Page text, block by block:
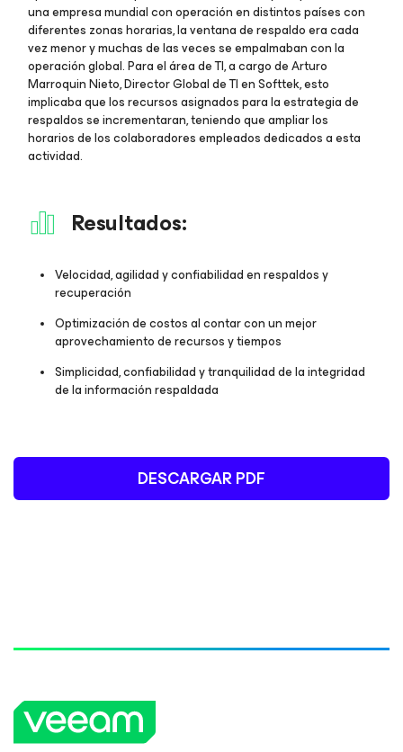
una empresa mundial con operación en distintos países con
diferentes zonas horarias, la ventana de respaldo era cada
vez menor y muchas de las veces se empalmaban con la
operación global. Para el área de TI, a cargo de Arturo
Marroquin Nieto, Director Global de TI en Softtek, esto
implicaba que los recursos asignados para la estrategia de
respaldos se incrementaran, teniendo que ampliar los
horarios de los colaboradores empleados dedicados a esta
actividad.
Resultados:
Velocidad, agilidad y confiabilidad en respaldos y
recuperación
Optimización de costos al contar con un mejor
aprovechamiento de recursos y tiempos
Simplicidad, confiabilidad y tranquilidad de la integridad
de la información respaldada
DESCARGAR PDF